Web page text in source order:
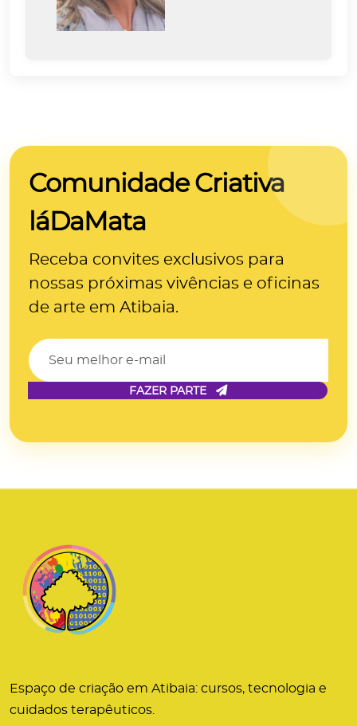
Comunidade Criativa
láDaMata
Receba convites exclusivos para
nossas próximas vivências e oficinas
de arte em Atibaia.
FAZER PARTE
Espaço de criação em Atibaia: cursos, tecnologia e
cuidados terapêuticos.